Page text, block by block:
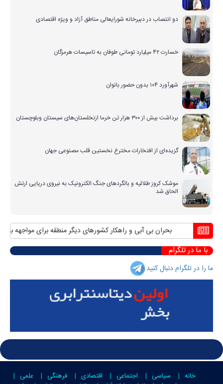
دو انتصاب در دبیرخانه شورایعالی مناطق آزاد و ویژه اقتصادی
خسارت ۴۲ میلیارد تومانی طوفان به تاسیسات هرمزگان
شهرآورد ۱۰۴ بدون حضور بانوان
برداشت بیش از ۳۰۰ هزار تن خرما ازنخلستان‌های سیستان وبلوچستان
گزیده‌ای از افتخارات مخترع نخستین قلب مصنوعی جهان
موشک کروز طلائیه و بالگردهای جنگ الکترونیک به نیروی دریایی ارتش
الحاق شد
بحران بی آبی و راهکار کشورهای دیگر منطقه برای مواجهه با آن
با ما در تلگرام
ما را در تلگرام دنبال کنید
خانه سیاسی اجتماعی اقتصادی فرهنگی
علمی